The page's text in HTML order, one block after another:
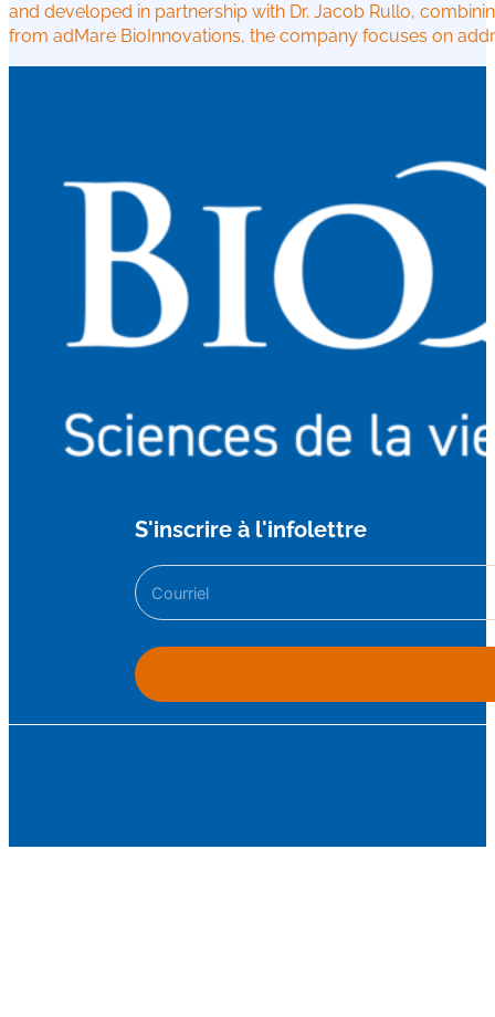
and developed in partnership with Dr. Jacob Rullo,
from adMare BioInnovations, the company focuses on
S'inscrire à l'infolettre